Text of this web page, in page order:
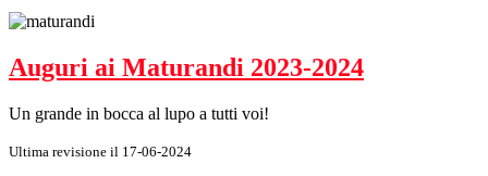
Auguri ai Maturandi 2023-2024
Un grande in bocca al lupo a tutti voi!
Ultima revisione il 17-06-2024